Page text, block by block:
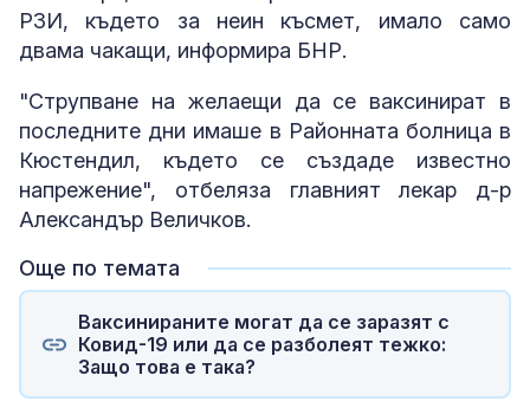
РЗИ, където за неин късмет, имало само
двама чакащи, информира БНР.
"Струпване на желаещи да се ваксинират в
последните дни имаше в Районната болница в
Кюстендил, където се създаде известно
напрежение", отбеляза главният лекар д-р
Александър Величков.
Още по темата
Ваксинираните могат да се заразят с
Ковид-19 или да се разболеят тежко:
Защо това е така?